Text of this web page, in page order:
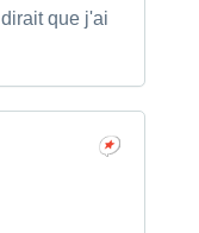
que j'ai